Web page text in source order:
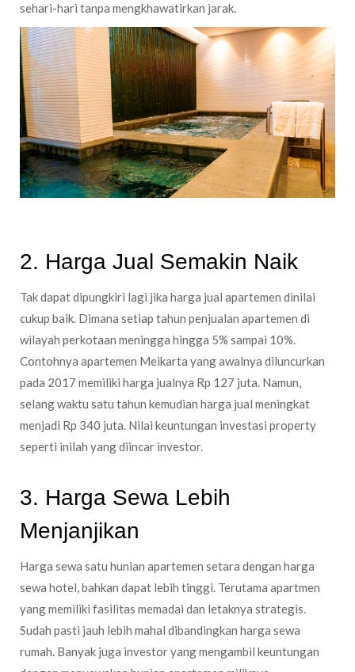
sehari-hari tanpa mengkhawatirkan jarak.
2. Harga Jual Semakin Naik
Tak dapat dipungkiri lagi jika harga jual apartemen dinilai
cukup baik. Dimana setiap tahun penjualan apartemen di
wilayah perkotaan meningga hingga 5% sampai 10%.
Contohnya apartemen Meikarta yang awalnya diluncurkan
pada 2017 memiliki harga jualnya Rp 127 juta. Namun,
selang waktu satu tahun kemudian harga jual meningkat
menjadi Rp 340 juta. Nilai keuntungan investasi property
seperti inilah yang diincar investor.
3. Harga Sewa Lebih
Menjanjikan
Harga sewa satu hunian apartemen setara dengan harga
sewa hotel, bahkan dapat lebih tinggi. Terutama apartmen
yang memiliki fasilitas memadai dan letaknya strategis.
Sudah pasti jauh lebih mahal dibandingkan harga sewa
rumah. Banyak juga investor yang mengambil keuntungan